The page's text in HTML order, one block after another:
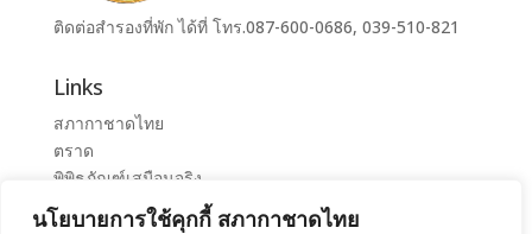
นโยบายการใช้คุกกี้ สภากาชาดไทย
ติดต่อสำรองที่พัก ได้ที่ โทร.087-600-0686, 039-510-821
Links
สภากาชาดไทย
ตราด
พิพิธภัณฑ์เสมือนจริง
ระบบจองห้องศูนย์ราชการุณย์สภากาชาดไทย เขาล้าน